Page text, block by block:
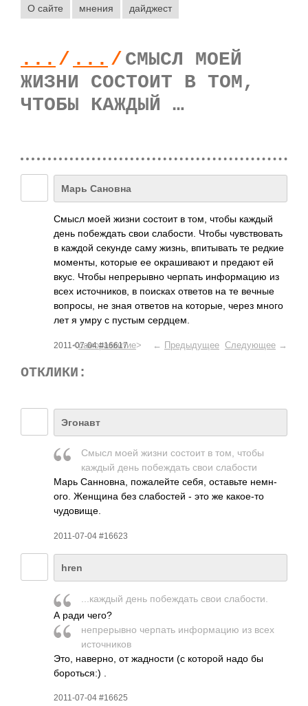
О сайте мнения дайджест
... / ... / СМЫСЛ МОЕЙ
ЖИЗНИ СОСТОИТ В ТОМ,
ЧТОБЫ КАЖДЫЙ …
Марь Сановна
Смысл моей жизни состоит в том, чтобы каждый
день побе­ждать свои слаб­ости. Чтобы чувс­твов­ать
в каждой секунде саму жизнь, впит­ывать те редкие
моме­нты, которые ее окра­шивают и предают ей
вкус. Чтобы непр­ерывно черпать инфо­рмацию из
всех исто­чник­ов, в поисках ответов на те вечные
вопр­осы, не зная ответов на кото­рые, через много
лет я умру с пустым серд­цем.
2011-07-04 #16617
<саморазвитие> ← Предыдущее Следующее →
ОТКЛИКИ:
Эгонавт
Смысл моей жизни состоит в том, чтобы
каждый день побе­ждать свои слаб­ости
Марь Санн­овна, пожа­лейте себя, оста­вьте немн­
ого. Женщина без слаб­остей - это же како­е-то
чудо­вище.
2011-07-04 #16623
hren
...к­аждый день побе­ждать свои слаб­ости.
А ради чего?
непр­ерывно черпать инфо­рмацию из всех
исто­чников
Это, наве­рно, от жадн­ости (с которой надо бы
боро­ться:) .
2011-07-04 #16625